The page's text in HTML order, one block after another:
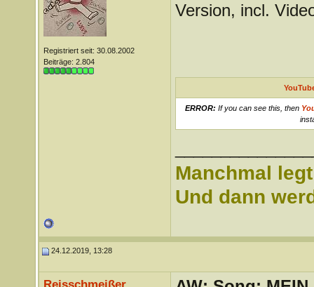
Registriert seit: 30.08.2002
Beiträge: 2.804
Version, incl.
ERROR: If you can see this, then
Manchmal
Und dann
24.12.2019, 13:28
Reisschmeißer